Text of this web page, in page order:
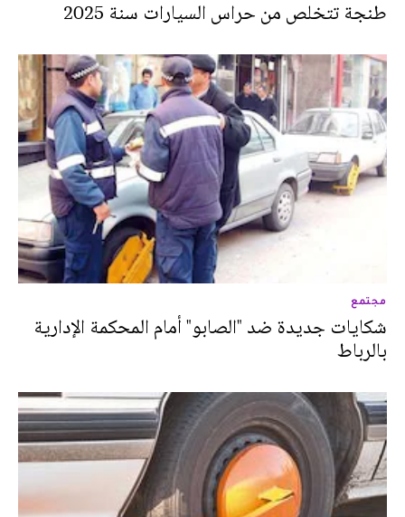
طنجة تتخلص من حراس السيارات سنة 2025
مجتمع
شكايات جديدة ضد "الصابو" أمام المحكمة الإدارية
بالرباط